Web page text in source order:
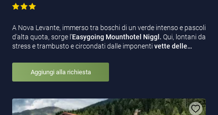
A Nova Levante, immerso tra boschi di un verde intenso e pascoli
d'alta quota, sorge l’Easygoing Mounthotel Niggl. Qui, lontani da
stress e trambusto e circondati dalle imponenti vette delle…
Aggiungi alla richiesta